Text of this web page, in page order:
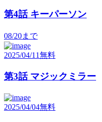
第4話 キーパーソン
08/20まで
2025/04/11無料
第3話 マジックミラー
2025/04/04無料